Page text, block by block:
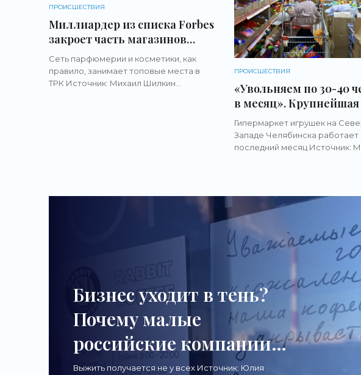
ПРОИСШЕСТВИЯ
Миллиардер из списка Forbes
закроет часть магазинов
«Л’Этуаль». Ждать ли снятия
вывесок в Челябинске? -
«Новости бизнеса»
Сеть парфюмерии и косметики, как
правило, занимает топовые места в
ТРК Источник: Михаил Шилкин
ПРОИСШЕСТВИЯ
«Увольняем по 30-40
в месяц». Крупнейшая
игрушек закроет
гипермаркет в
«Новости бизнеса»
Гипермаркет игрушек на
Западе Челябинска работает
последний месяц Источник:
Бизнес уходит в тень?
Почему малые
российские компании
больше не хотят играть
Выжить получается не у всех Источник: Юлия